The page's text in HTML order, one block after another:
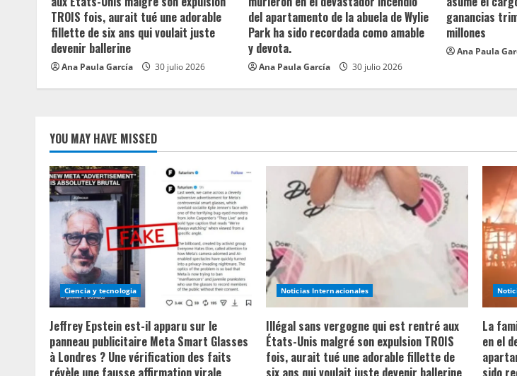
d
i
n
TROIS fois, aurait tué une adorable
fillette de six ans qui voulait juste
devenir ballerine
Ana Paula García 30 julio 2026
del apartamento de la abuela de Wylie
Park ha sido recordada como amable
y devota.
Ana Paula García 30 julio 2026
ganancias
millones
Ana Paula
YOU MAY HAVE MISSED
Ciencia y tecnologia
Jeffrey Epstein est-il apparu sur le
panneau publicitaire Meta Smart Glasses
à Londres ? Une vérification des faits
Noticias Internacionales
Illégal sans vergogne qui est rentré aux
États-Unis malgré son expulsion TROIS
fois, aurait tué une adorable fillette de
La
en el